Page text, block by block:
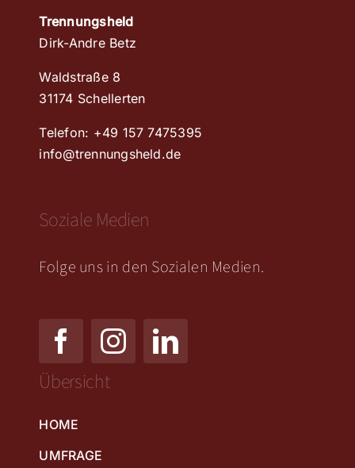
DATENSCHUTZERKLÄRUNG
RICHTLINIE FÜR RÜCKERSTATTUNG UND RÜCKGABEN
Trennungsheld
Dirk-Andre Betz
Waldstraße 8
31174 Schellerten
Telefon: +49 157 7475395
info@trennungsheld.de
Soziale Medien
Folge uns in den Sozialen Medien.
Übersicht
HOME
UMFRAGE